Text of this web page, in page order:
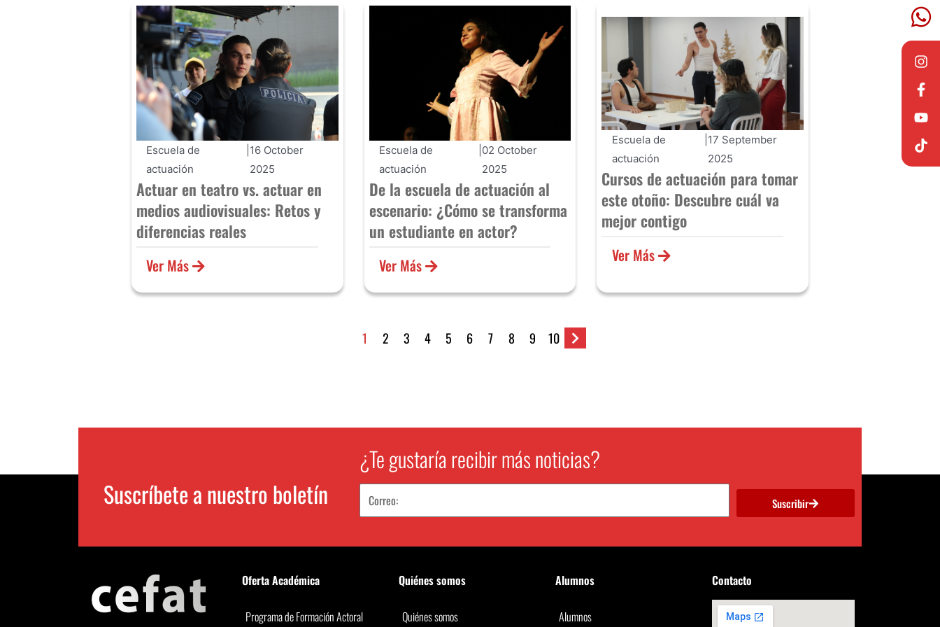
Escuela de
actuación
16 October
2025
Actuar en teatro vs. actuar en
medios audiovisuales: Retos y
diferencias reales
Ver Más
Escuela de
actuación
02 October
2025
De la escuela de actuación al
escenario: ¿Cómo se transforma
un estudiante en actor?
Ver Más
Escuela de
actuación
17 September
2025
Cursos de actuación para tomar
este otoño: Descubre cuál va
mejor contigo
Ver Más
1 2 3 4 5 6 7 8 9 10
Suscríbete a nuestro boletín
¿Te gustaría recibir más noticias?
Suscribir
Oferta Académica
Programa de Formación Actoral
Quiénes somos
Quiénes somos
Alumnos
Alumnos
Contacto